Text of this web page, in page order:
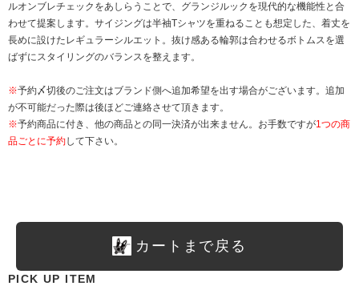
ルオンブレチェックをあしらうことで、グランジルックを現代的な機能性と合
わせて提案します。サイジングは半袖Tシャツを重ねることも想定した、着丈を
長めに設けたレギュラーシルエット。抜け感ある輪郭は合わせるボトムスを選
ばずにスタイリングのバランスを整えます。
※予約〆切後のご注文はブランド側へ追加希望を出す場合がございます。追加
が不可能だった際は後ほどご連絡させて頂きます。
※予約商品に付き、他の商品との同一決済が出来ません。お手数ですが1つの商
品ごとに予約して下さい。
カートまで戻る
PICK UP ITEM